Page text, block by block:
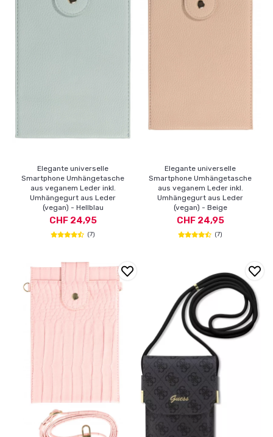
Elegante universelle
Smartphone Umhängetasche
aus veganem Leder inkl.
Umhängegurt aus Leder
(vegan) - Hellblau
CHF 24,95
(7)
Elegante universelle
Smartphone Umhängetasche
aus veganem Leder inkl.
Umhängegurt aus Leder
(vegan) - Beige
CHF 24,95
(7)